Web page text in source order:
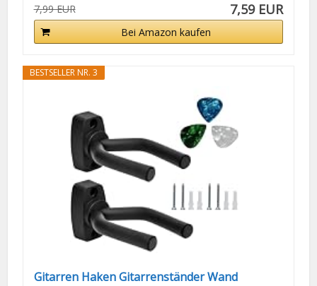
7,99 EUR 7,59 EUR
Bei Amazon kaufen
BESTSELLER NR. 3
Gitarren Haken Gitarrenständer Wand